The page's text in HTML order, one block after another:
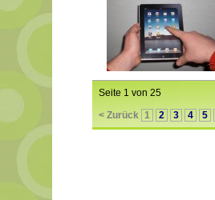
Seite 1 von 25
< Zurück 1 2 3 4 5